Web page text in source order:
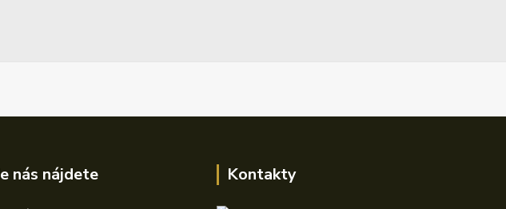
nás nájdete Kontakty